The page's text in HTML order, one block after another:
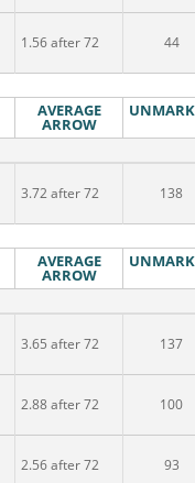
1.56 after 72 44
AVERAGE
ARROW
3.72 after 72 138
AVERAGE
ARROW
3.65 after 72 137
2.88 after 72 100
2.56 after 72 93